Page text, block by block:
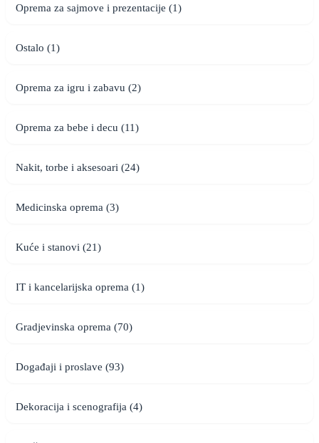
Oprema za sajmove i prezentacije (1)
Ostalo (1)
Oprema za igru i zabavu (2)
Oprema za bebe i decu (11)
Nakit, torbe i aksesoari (24)
Medicinska oprema (3)
Kuće i stanovi (21)
IT i kancelarijska oprema (1)
Gradjevinska oprema (70)
Događaji i proslave (93)
Dekoracija i scenografija (4)